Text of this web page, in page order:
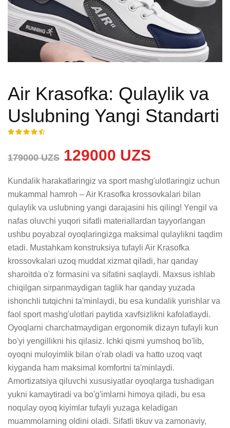
Air Krasofka: Qulaylik va
Uslubning Yangi Standarti
179000 UZS 129000 UZS
Kundalik harakatlaringiz va sport mashg'ulotlaringiz uchun
mukammal hamroh – Air Krasofka krossovkalari bilan
qulaylik va uslubning yangi darajasini his qiling! Yengil va
nafas oluvchi yuqori sifatli materiallardan tayyorlangan
ushbu poyabzal oyoqlaringizga maksimal qulaylikni taqdim
etadi. Mustahkam konstruksiya tufayli Air Krasofka
krossovkalari uzoq muddat xizmat qiladi, har qanday
sharoitda o'z formasini va sifatini saqlaydi. Maxsus ishlab
chiqilgan sirpanmaydigan taglik har qanday yuzada
ishonchli tutqichni ta'minlaydi, bu esa kundalik yurishlar va
faol sport mashg'ulotlari paytida xavfsizlikni kafolatlaydi.
Oyoqlarni charchatmaydigan ergonomik dizayn tufayli kun
bo'yi yengillikni his qilasiz. Ichki qismi yumshoq bo'lib,
oyoqni muloyimlik bilan o'rab oladi va hatto uzoq vaqt
kiyganda ham maksimal komfortni ta'minlaydi.
Amortizatsiya qiluvchi xususiyatlar oyoqlarga tushadigan
yukni kamaytiradi va bo'g'imlarni himoya qiladi, bu esa
noqulay oyoq kiyimlar tufayli yuzaga keladigan
muammolarning oldini oladi. Sifatli tikuv va zamonaviy,